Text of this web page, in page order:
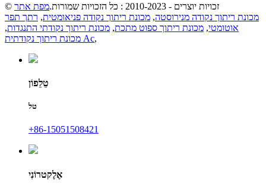
© זכויות יוצרים - 2010-2023 : כל הזכויות שמורות.
מפת אתר
מכונת ריתוך נקודה מנירוסטה, מכונת ריתוך נקודה פניאומטית, רתך תפר
אוטומטי, מכונת ריתוך ספוט מתכת, מכונת ריתוך נקודתי התנגדות,
מכונת ריתוך נקודתית Ac,
טֵלֵפוֹן
טל
+86-15051508421
אֶלֶקטרוֹנִי